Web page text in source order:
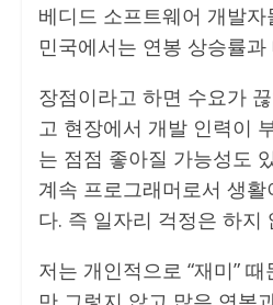
베디드 소프트웨어 개발
민국에서는 연봉 상승률
장점이라고 하면 수요가
고 현장에서 개발 인력이
는 점점 좋아질 가능성도
계속 프로그래머로서 생
다. 즉 일자리 걱정은 하지
저는 개인적으로 “재미”